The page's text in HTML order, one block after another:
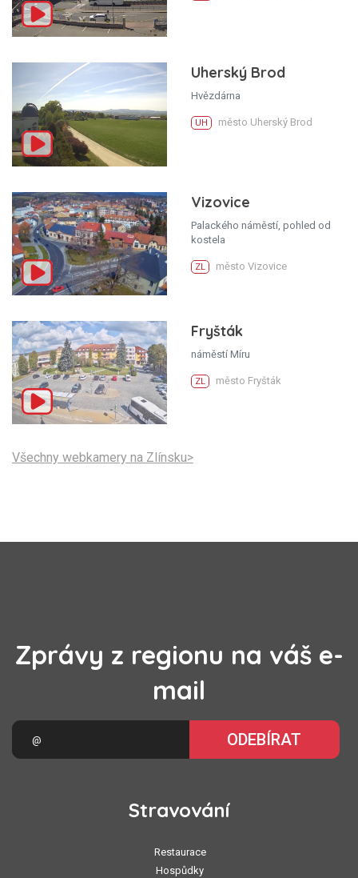
Uherský Brod
Hvězdárna
UH město Uherský Brod
Vizovice
Palackého náměstí, pohled od
kostela
ZL město Vizovice
Fryšták
náměstí Míru
ZL město Fryšták
Všechny webkamery na Zlínsku>
Zprávy z regionu na váš e-
mail
ODEBÍRAT
Stravování
Restaurace
Hospůdky